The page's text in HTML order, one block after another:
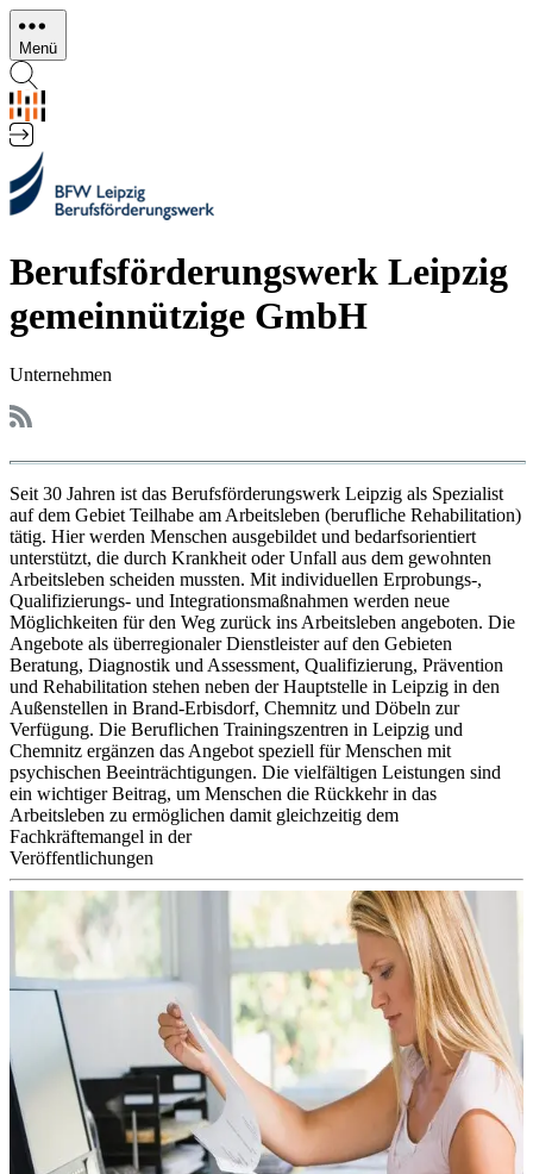
Direkt
zum
Inhalt
Menü
Berufsförderungswerk Leipzig
gemeinnützige GmbH
Unternehmen
Seit 30 Jahren ist das Berufsförderungswerk Leipzig als Spezialist
auf dem Gebiet Teilhabe am Arbeitsleben (berufliche Rehabilitation)
tätig. Hier werden Menschen ausgebildet und bedarfsorientiert
unterstützt, die durch Krankheit oder Unfall aus dem gewohnten
Arbeitsleben scheiden mussten. Mit individuellen Erprobungs-,
Qualifizierungs- und Integrationsmaßnahmen werden neue
Möglichkeiten für den Weg zurück ins Arbeitsleben angeboten. Die
Angebote als überregionaler Dienstleister auf den Gebieten
Beratung, Diagnostik und Assessment, Qualifizierung, Prävention
und Rehabilitation stehen neben der Hauptstelle in Leipzig in den
Außenstellen in Brand-Erbisdorf, Chemnitz und Döbeln zur
Verfügung. Die Beruflichen Trainingszentren in Leipzig und
Chemnitz ergänzen das Angebot speziell für Menschen mit
psychischen Beeinträchtigungen. Die vielfältigen Leistungen sind
ein wichtiger Beitrag, um Menschen die Rückkehr in das
Arbeitsleben zu ermöglichen damit gleichzeitig dem
Fachkräftemangel in der
Veröffentlichungen